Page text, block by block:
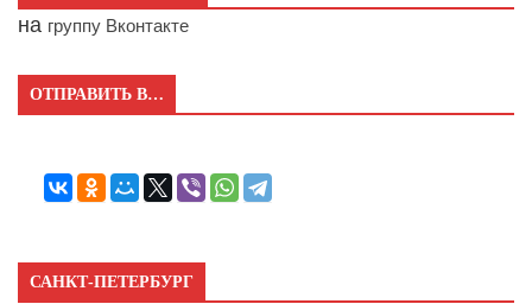
на группу Вконтакте
ОТПРАВИТЬ В…
САНКТ-ПЕТЕРБУРГ